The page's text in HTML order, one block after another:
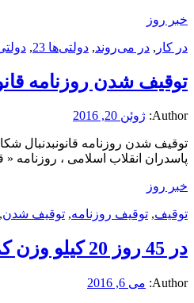
خبر روز
در کار , در می‌روند, دولتی‌ها 23 ,
توقیف شدن روزنامه
Author: ژوئن 20, 2016
توقیف شدن روزنامه قانونبدنبال
پاسدران انقلاب اسلامی ، روزنامه
خبر روز
توقیف, توقیف روزنامه, توقیف شدن,
در 45 روز 20 کیلو وزن کم کردم/درست نیست که می‌گویند سنم بالاست/ سوریان: هدفم طلای المپیک ریو است
Author: می 6, 2016